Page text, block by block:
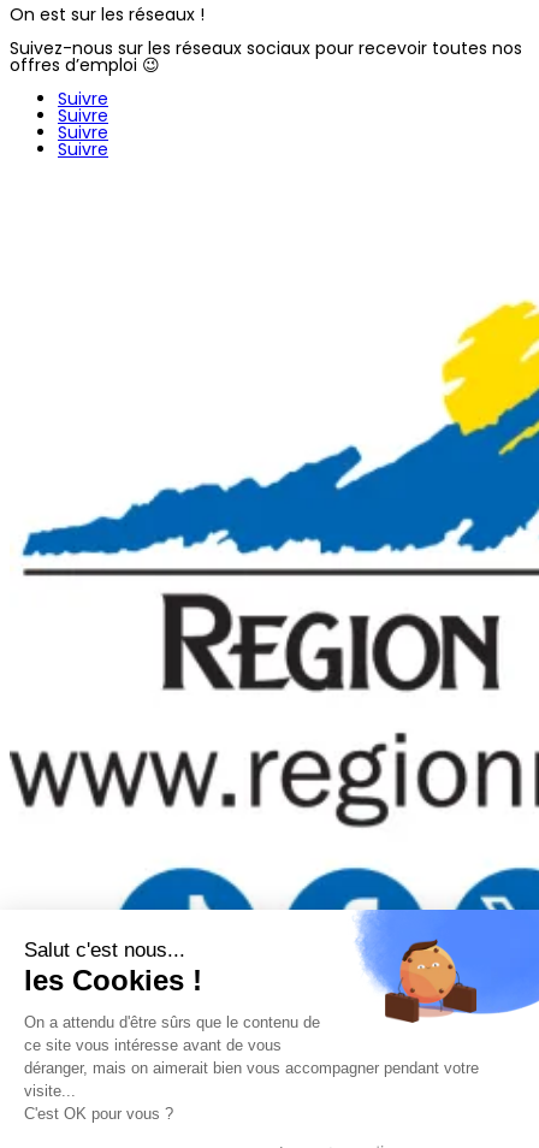
On est sur les réseaux !
Suivez-nous sur les réseaux sociaux pour recevoir toutes nos
offres d’emploi 😉
Suivre
Suivre
Suivre
Suivre
Mentions légales–Politique de confidentialité
des cookies–Remboursements/ Retours – Conditions
générales d’utilisation
“Ce site a été financé à l’aide du FEDER (REACT-UE) dans le
cadre de la réponse de l’Union européenne à la pandémie
COVID-19. L’Europe s’engage à La Réunion”
Salut c'est nous...
les Cookies !
On a attendu d'être sûrs que le contenu de
ce site vous intéresse avant de vous
déranger, mais on aimerait bien vous accompagner pendant votre
visite...
C'est OK pour vous ?